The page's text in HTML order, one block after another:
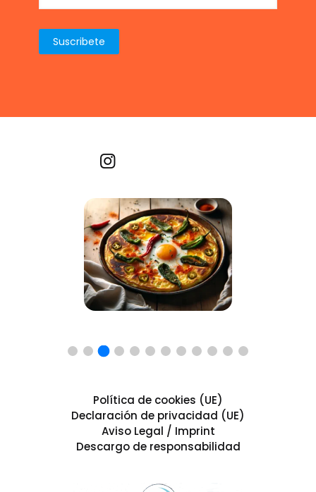
Política de cookies (UE)
Declaración de privacidad (UE)
Aviso Legal / Imprint
Descargo de responsabilidad